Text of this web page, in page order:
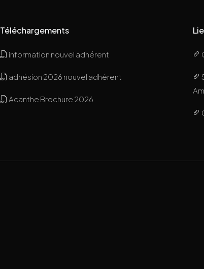
Téléchargements
information nouvel adhérent
adhésion 2026 nouvel adhérent
Acanthe Brochure 2026